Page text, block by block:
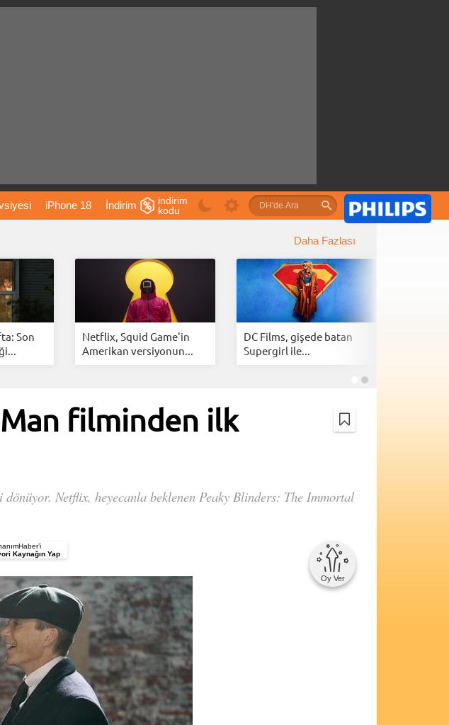
iPhone 18 İndirim
Önerileri Önerileri
indirim
kodu
Daha Fazlası
Son
Netflix, Squid Game'in
Amerikan versiyonun...
DC Films, gişede batan
Supergirl ile...
filminden ilk
Netflix, heyecanla beklenen Peaky Blinders: The Immortal
Kaynağın Yap
Oy Ver